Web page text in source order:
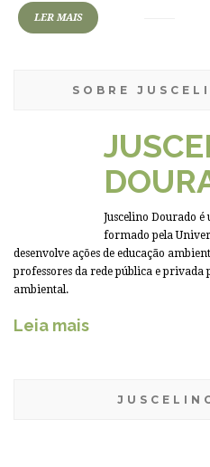
LER MAIS
SOBRE
Juscelino Dourado
formado pela
desenvolve ações de educação
professores da rede pública e privada
ambiental.
Leia mais